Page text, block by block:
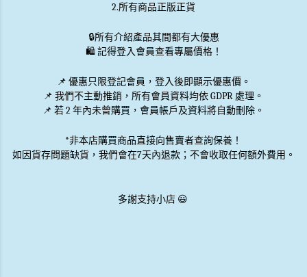
2.所有商品正版正貨
🔒所有介紹產品其間都有大優惠
🛍️ 記得登入會員查看專屬價格！
📌 優惠只限登記會員 ，登入後即顯示優惠價。
📌 我們不主動推銷 ，所有會員資料均依 GDPR 處理。
📌 若 2 年內未曾購買，會員帳戶及資料將自動刪除。
*非本店購買商品直接向售賣者查詢保養！
如因貨存問題缺貨，我們會在7天內退款；不會收取任何額外費用。
多謝支持小店 😃